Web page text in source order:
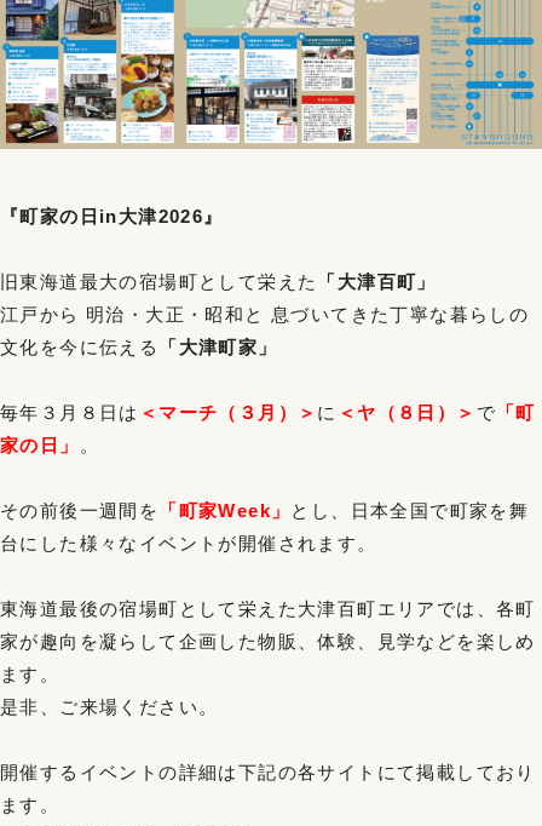
『町家の日in大津2026』
旧東海道最大の宿場町として栄えた
「大津百町」
江戸から 明治・大正・昭和と 息づいてきた丁寧な暮らしの
文化を今に伝える
「大津町家」
毎年３月８日は ＜マーチ（３月）＞ に ＜ヤ（８日）＞ で 「町
家の日」
。
その前後一週間を 「町家Week」 とし、日本全国で町家を舞
台にした様々なイベントが開催されます。
東海道最後の宿場町として栄えた大津百町エリアでは、各町
家が趣向を凝らして企画した物販、体験、見学などを楽しめ
ます。
是非、ご来場ください。
開催するイベントの詳細は下記の各サイトにて掲載しており
ます。